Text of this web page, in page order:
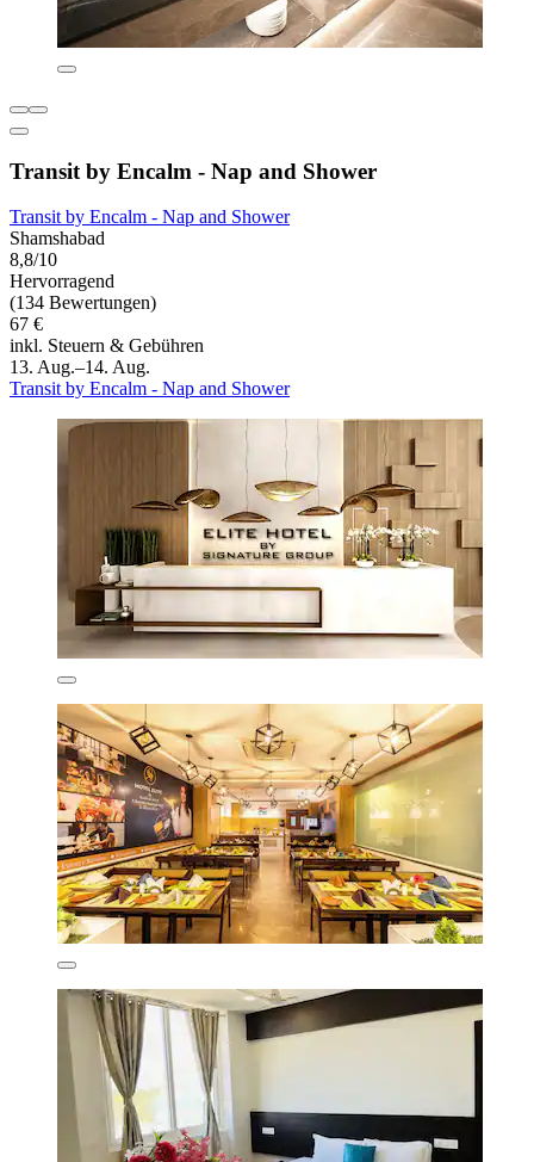
Transit by Encalm - Nap and Shower
Transit by Encalm - Nap and Shower
Shamshabad
8,8/10
Hervorragend
(134 Bewertungen)
67 €
inkl. Steuern & Gebühren
13. Aug.–14. Aug.
Transit by Encalm - Nap and Shower